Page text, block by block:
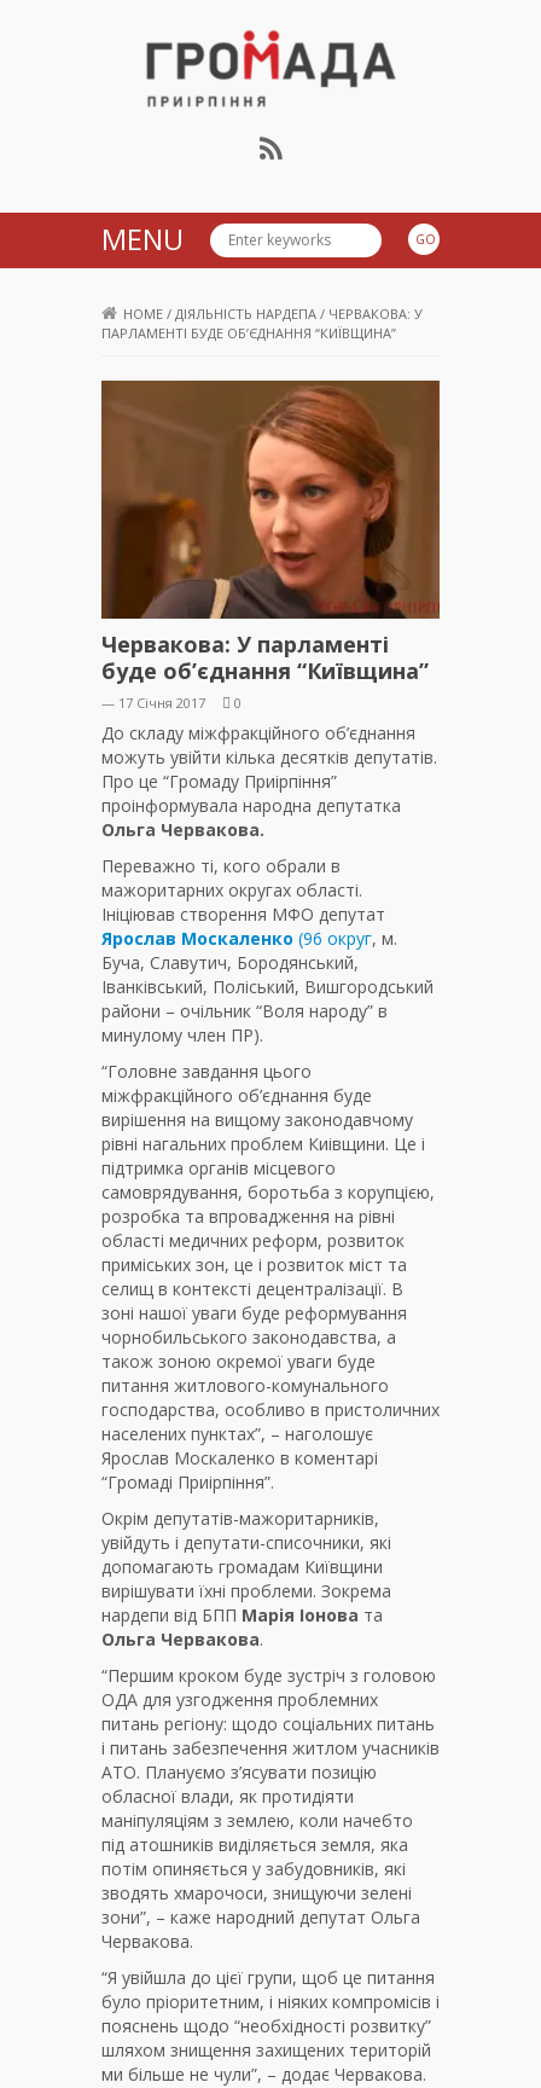
Громада Приірпіння
MENU
HOME / ДІЯЛЬНІСТЬ НАРДЕПА / ЧЕРВАКОВА: У
ПАРЛАМЕНТІ БУДЕ ОБ’ЄДНАННЯ “КИЇВЩИНА”
Червакова: У парламенті
буде об’єднання “Київщина”
— 17 Січня 2017 0
До складу міжфракційного об’єднання
можуть увійти кілька десятків депутатів.
Про це “Громаду Приірпіння”
проінформувала народна депутатка
Ольга Червакова.
Переважно ті, кого обрали в
мажоритарних округах області.
Ініціював створення МФО депутат
Ярослав Москаленко (96 округ, м.
Буча, Славутич, Бородянський,
Іванківський, Поліський, Вишгородський
райони – очільник “Воля народу” в
минулому член ПР).
“Головне завдання цього
міжфракційного об’єднання буде
вирішення на вищому законодавчому
рівні нагальних проблем Киівщини. Це і
підтримка органів місцевого
самоврядування, боротьба з корупцією,
розробка та впровадження на рівні
області медичних реформ, розвиток
приміських зон, це і розвиток міст та
селищ в контексті децентралізації. В
зоні нашої уваги буде реформування
чорнобильського законодавства, а
також зоною окремої уваги буде
питання житлового-комунального
господарства, особливо в пристоличних
населених пунктах”, – наголошує
Ярослав Москаленко в коментарі
“Громаді Приірпіння”.
Окрім депутатів-мажоритарників,
увійдуть і депутати-списочники, які
допомагають громадам Київщини
вирішувати їхні проблеми. Зокрема
нардепи від БПП Марія Іонова та
Ольга Червакова.
“Першим кроком буде зустріч з головою
ОДА для узгодження проблемних
питань регіону: щодо соціальних питань
і питань забезпечення житлом учасників
АТО. Плануємо з’ясувати позицію
обласної влади, як протидіяти
маніпуляціям з землею, коли начебто
під атошників виділяється земля, яка
потім опиняється у забудовників, які
зводять хмарочоси, знищуючи зелені
зони”, – каже народний депутат Ольга
Червакова.
“Я увійшла до цієї групи, щоб це питання
було пріоритетним, і ніяких компромісів і
пояснень щодо “необхідності розвитку”
шляхом знищення захищених територій
ми більше не чули”, – додає Червакова.